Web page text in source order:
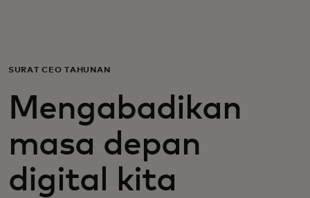
Untuk bisnis
Untuk dunia
Untuk inovator
SURAT CEO TAHUNAN
Mengabadikan
masa depan
digital kita